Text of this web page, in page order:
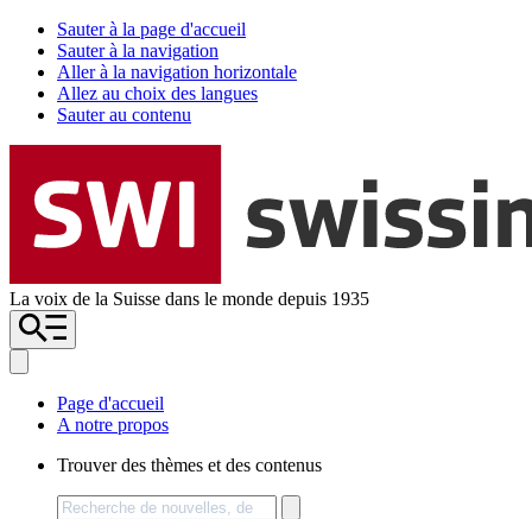
Sauter à la page d'accueil
Sauter à la navigation
Aller à la navigation horizontale
Allez au choix des langues
Sauter au contenu
La voix de la Suisse dans le monde depuis 1935
Page d'accueil
A notre propos
Trouver des thèmes et des contenus
Chercher